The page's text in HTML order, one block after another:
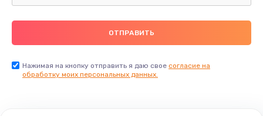
Нажимая на кнопку отправить я даю свое согласие на
обработку моих персональных данных.